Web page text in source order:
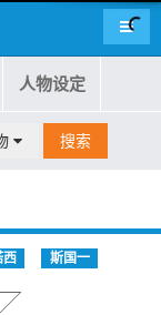
导航
人物设定
搜索
斯国一